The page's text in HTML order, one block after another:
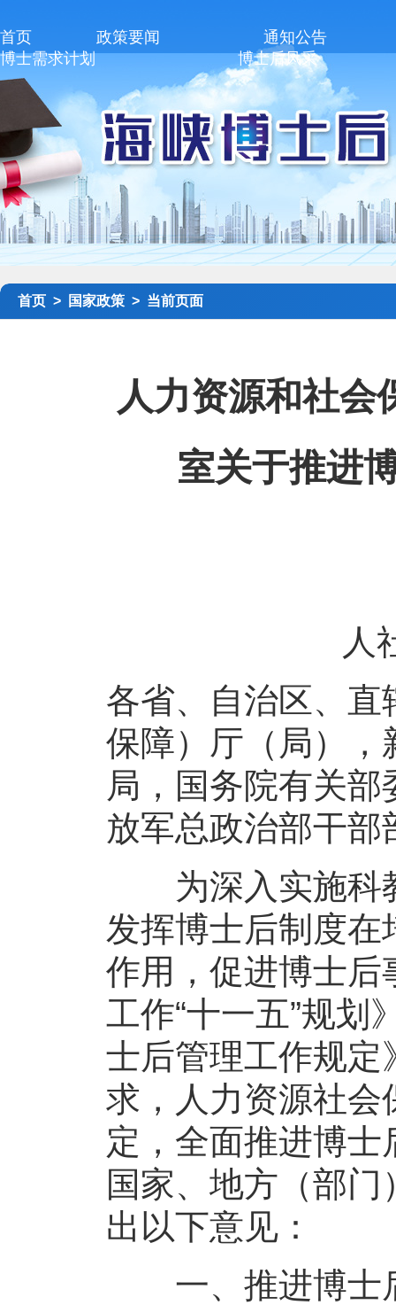
首页 政策要闻
通知公告
博士需求计划
博士后风采
首页 > 国家政策 > 当前页面
人力资源和社会
室关于推进
人
各省、自治区、
保障）厅（局），
局，国务院有关
放军总政治部干部
为深入实施科教
发挥博士后制度
作用，促进博士后
工作“十一五”规划
士后管理工作规
求，人力资源社会
定，全面推进博
国家、地方（部
出以下意见：
一、推进博士